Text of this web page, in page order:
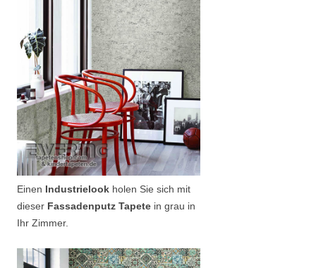
Einen Industrielook holen Sie sich mit
dieser Fassadenputz Tapete in grau in
Ihr Zimmer.